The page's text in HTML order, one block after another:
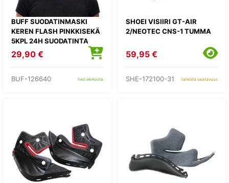
BUFF SUODATINMASKI
KEREN FLASH PINKKISEKÄ
5KPL 24H SUODATINTA
29,90 €
BUF-126640 heti verkosta
SHOEI VISIIRI GT-AIR
2/NEOTEC CNS-1 TUMMA
59,95 €
SHE-172100-31 tarkista saatavuus